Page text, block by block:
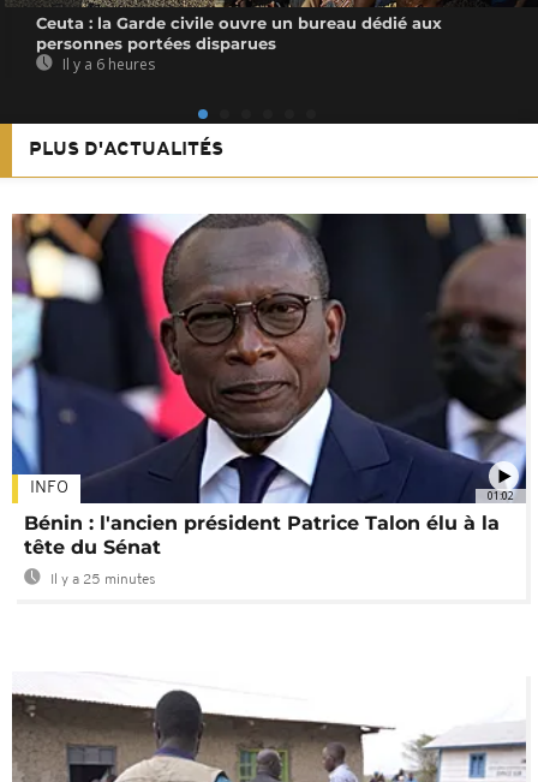
Ceuta : la Garde civile ouvre un bureau dédié aux
personnes portées disparues
Il y a 6 heures
PLUS D'ACTUALITÉS
01:02
INFO
Bénin : l'ancien président Patrice Talon élu à la
tête du Sénat
Il y a 25 minutes